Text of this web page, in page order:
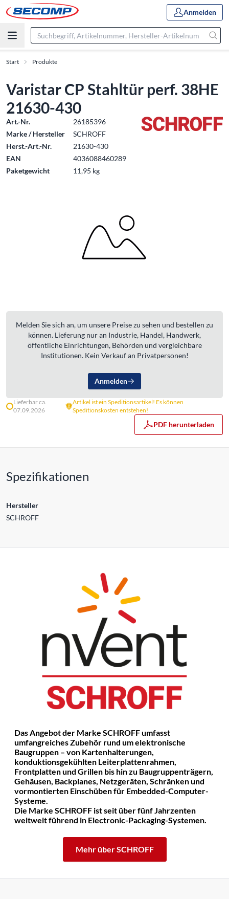
Anmelden
Start Produkte
Varistar CP Stahltür perf. 38HE
21630-430
Art.-Nr.
26185396
Marke / Hersteller
SCHROFF
Herst.-Art.-Nr.
21630-430
EAN
4036088460289
Paketgewicht
11,95 kg
Melden Sie sich an, um unsere Preise zu sehen und bestellen zu
können. Lieferung nur an Industrie, Handel, Handwerk,
öffentliche Einrichtungen, Behörden und vergleichbare
Institutionen. Kein Verkauf an Privatpersonen!
Anmelden
Lieferbar ca.
07.09.2026
Artikel ist ein Speditionsartikel! Es können
Speditionskosten entstehen!
PDF herunterladen
Spezifikationen
Hersteller
SCHROFF
Das Angebot der Marke SCHROFF umfasst
umfangreiches Zubehör rund um elektronische
Baugruppen – von Kartenhalterungen,
konduktionsgekühlten Leiterplattenrahmen,
Frontplatten und Grillen bis hin zu Baugruppenträgern,
Gehäusen, Backplanes, Netzgeräten, Schränken und
vormontierten Einschüben für Embedded-Computer-
Systeme.
Die Marke SCHROFF ist seit über fünf Jahrzenten
weltweit führend in Electronic-Packaging-Systemen.
Mehr über SCHROFF